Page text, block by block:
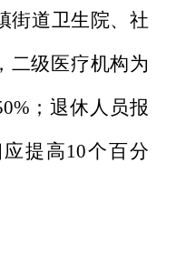
街道卫生院、社
二级医疗机构为
；退休人员报
提高10个百分